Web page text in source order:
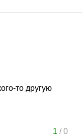
то другую
1 /0